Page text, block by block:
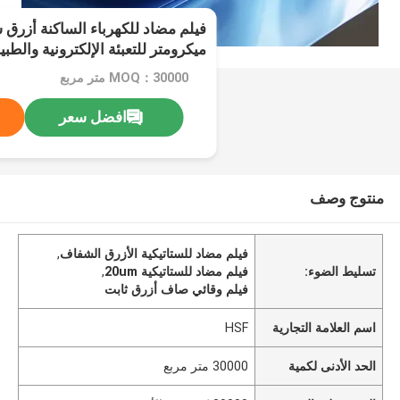
ميكرومتر للتعبئة الإلكترونية
MOQ：30000 متر مربع
افضل سعر
منتوج وصف
تسليط الضوء:
فيلم مضاد للستاتيكية الأزرق الشفاف,
فيلم مضاد للستاتيكية 20um
,
فيلم وقائي صاف أزرق ثابت
اسم العلامة التجارية HSF
الحد الأدنى لكمية 30000 متر مربع